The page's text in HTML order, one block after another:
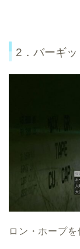
2．バーギ
ロン・ホープを